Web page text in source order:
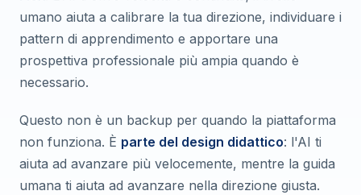
umano aiuta a calibrare la tua direzione, individuare i
pattern di apprendimento e apportare una
prospettiva professionale più ampia quando è
necessario.
Questo non è un backup per quando la piattaforma
non funziona. È parte del design didattico: l'AI ti
aiuta ad avanzare più velocemente, mentre la guida
umana ti aiuta ad avanzare nella direzione giusta.